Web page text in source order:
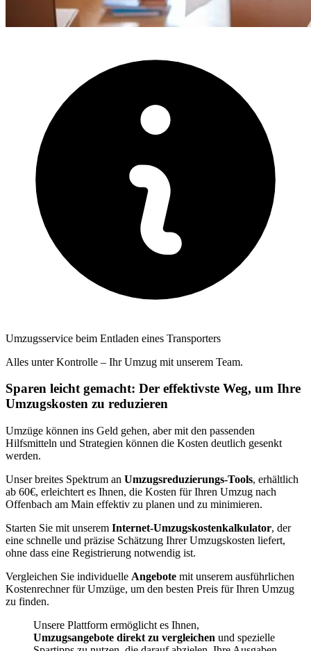
Umzugsservice beim Entladen eines Transporters
Alles unter Kontrolle – Ihr Umzug mit unserem Team.
Sparen leicht gemacht: Der effektivste Weg, um Ihre
Umzugskosten zu reduzieren
Umzüge können ins Geld gehen, aber mit den passenden
Hilfsmitteln und Strategien können die Kosten deutlich gesenkt
werden.
Unser breites Spektrum an Umzugsreduzierungs-Tools, erhältlich
ab 60€, erleichtert es Ihnen, die Kosten für Ihren Umzug nach
Offenbach am Main effektiv zu planen und zu minimieren.
Starten Sie mit unserem Internet-Umzugskostenkalkulator, der
eine schnelle und präzise Schätzung Ihrer Umzugskosten liefert,
ohne dass eine Registrierung notwendig ist.
Vergleichen Sie individuelle Angebote mit unserem ausführlichen
Kostenrechner für Umzüge, um den besten Preis für Ihren Umzug
zu finden.
Unsere Plattform ermöglicht es Ihnen,
Umzugsangebote direkt zu vergleichen und spezielle